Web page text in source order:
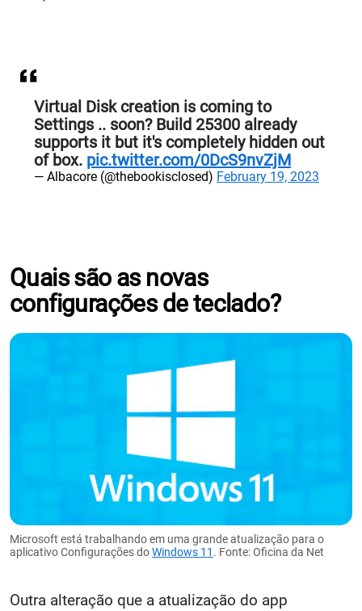
Virtual Disk creation is coming to
Settings .. soon? Build 25300 already
supports it but it's completely hidden out
of box. pic.twitter.com/0DcS9nvZjM
— Albacore (@thebookisclosed) February 19, 2023
Quais são as novas
configurações de teclado?
Microsoft está trabalhando em uma grande atualização para o
aplicativo Configurações doWindows 11 . Fonte: Oficina da Net
Outra alteração que a atualização do app